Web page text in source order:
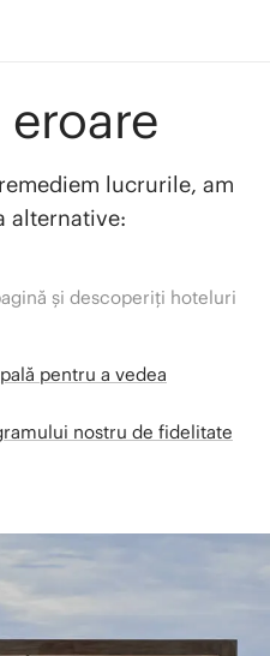
lucrurile, am
alternative:
și descoperiți hoteluri
pentru a vedea
nostru de fidelitate